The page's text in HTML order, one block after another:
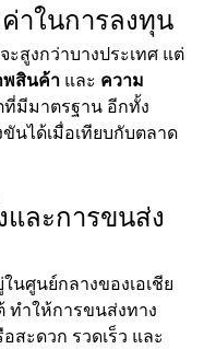
าในการลงทุน
ะสูงกว่าบางประเทศ แต่
สินค้า และ ความ
ที่มีมาตรฐาน อีกทั้ง
นได้เมื่อเทียบกับตลาด
และการขนส่ง
นศูนย์กลางของเอเชีย
ทำให้การขนส่งทาง
สะดวก รวดเร็ว และ